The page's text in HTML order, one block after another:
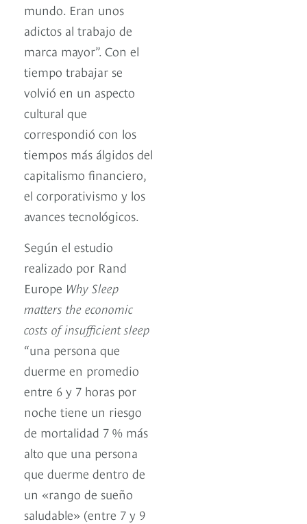
mundo. Eran unos
adictos al trabajo de
marca mayor”. Con el
tiempo trabajar se
volvió en un aspecto
cultural que
correspondió con los
tiempos más álgidos del
capitalismo financiero,
el corporativismo y los
avances tecnológicos.
Según el estudio
realizado por Rand
Europe Why Sleep
matters the economic
costs of insufficient sleep
“una persona que
duerme en promedio
entre 6 y 7 horas por
noche tiene un riesgo
de mortalidad 7 % más
alto que una persona
que duerme dentro de
un «rango de sueño
saludable» (entre 7 y 9